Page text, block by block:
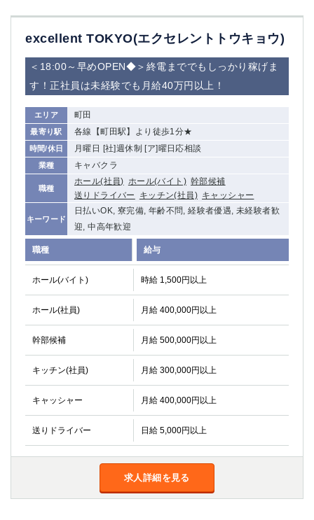
excellent TOKYO(エクセレントトウキョウ)
＜18:00～早めOPEN◆＞終電まででもしっかり稼げま
す！正社員は未経験でも月給40万円以上！
エリア 町田
最寄り駅 各線【町田駅】より徒歩1分★
時間/休日 月曜日 [社]週休制 [ア]曜日応相談
業種 キャバクラ
職種
ホール(社員) ホール(バイト) 幹部候補
送りドライバー
キッチン(社員) キャッシャー
キーワード
日払いOK, 寮完備, 年齢不問, 経験者優遇, 未経験者歓
迎, 中高年歓迎
職種 給与
ホール(バイト) 時給 1,500円以上
ホール(社員) 月給 400,000円以上
幹部候補 月給 500,000円以上
キッチン(社員) 月給 300,000円以上
キャッシャー 月給 400,000円以上
送りドライバー 日給 5,000円以上
求人詳細を見る
湯島
久米川
市川
西麻布
五井
神奈川県
関内
川崎
溝の口
本厚木
新横浜
藤沢
武蔵小杉
橋本
小田原
横浜・桜木町
関内・馬車道・日ノ出町
元住吉
茅ヶ崎
戸塚
たまプラーザ
桜木町
埼玉県
大宮
南越谷
志木
川越
草加
南浦和
所沢
熊谷
獨協大学前＜草加松原＞
北浦和（西口）